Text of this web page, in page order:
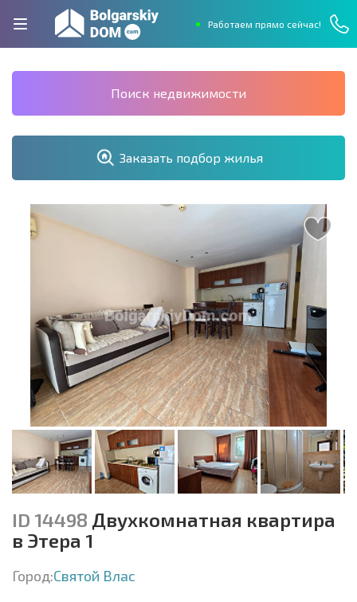
Работаем прямо сейчас!
Поиск недвижимости
Заказать подбор жилья
ID 14498 Двухкомнатная квартира
в Этера 1
Город:Святой Влас